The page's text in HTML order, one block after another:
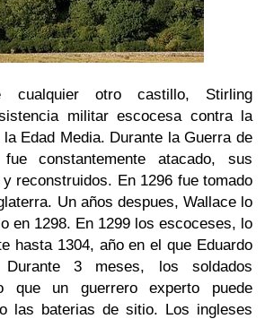
cualquier otro castillo, Stirling
militar escocesa contra la
Edad Media. Durante la Guerra de
constantemente atacado, sus
reconstruidos. En 1296 fue tomado
Un años despues, Wallace lo
en 1298. En 1299 los escoceses, lo
hasta 1304, año en el que Eduardo
3 meses, los soldados
que un guerrero experto puede
las baterias de sitio. Los ingleses